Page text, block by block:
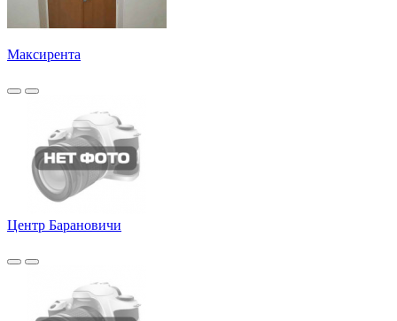
Максирента
Центр Барановичи